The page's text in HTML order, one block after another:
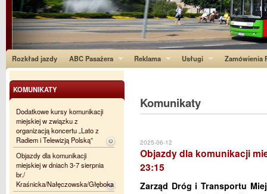
Rozkład jazdy ABC Pasażera Reklama Usługi Zamówienia
Komunikaty
2025-06-12
Objazdy dla komunikacji
23:15
Zarząd Dróg i Transportu
KOMUNIKATY
Dodatkowe kursy komunikacji
miejskiej w związku z
organizacją koncertu „Lato z
Radiem i Telewizją Polską”
Objazdy dla komunikacji
miejskiej w dniach 3-7 sierpnia
br./
Kraśnicka/Nałęczowska/Głęboka